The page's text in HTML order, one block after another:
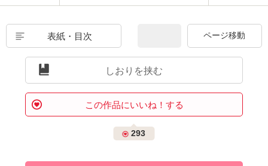
表紙・目次
しおりを挟む
この作品にいいね！する
293